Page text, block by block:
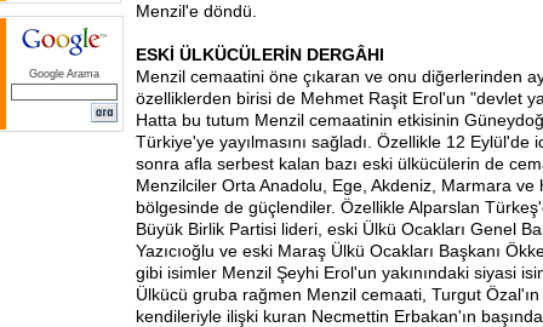
Google Arama
Menzil'e döndü.
ESKİ ÜLKÜCÜLERİN DERGÂHI
Menzil cemaatini öne çıkaran ve onu diğerlerinden
özelliklerden birisi de Mehmet Raşit Erol'un "devlet
Hatta bu tutum Menzil cemaatinin etkisinin
Türkiye'ye yayılmasını sağladı. Özellikle 12 Eylül'de
sonra afla serbest kalan bazı eski ülkücülerin de
Menzilciler Orta Anadolu, Ege, Akdeniz, Marmara ve
bölgesinde de güçlendiler. Özellikle Alparslan
Büyük Birlik Partisi lideri, eski Ülkü Ocakları Genel
Yazıcıoğlu ve eski Maraş Ülkü Ocakları Başkanı
gibi isimler Menzil Şeyhi Erol'un yakınındaki siyasi
Ülkücü gruba rağmen Menzil cemaati, Turgut
kendileriyle ilişki kuran Necmettin Erbakan'ın